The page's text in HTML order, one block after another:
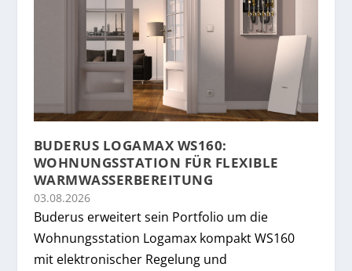
BUDERUS LOGAMAX WS160:
WOHNUNGSSTATION FÜR FLEXIBLE
WARMWASSERBEREITUNG
03.08.2026
Buderus erweitert sein Portfolio um die
Wohnungsstation Logamax kompakt WS160
mit elektronischer Regelung und